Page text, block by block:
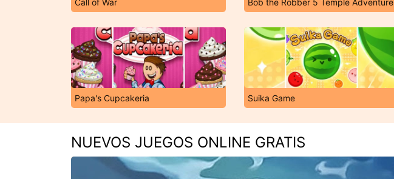
Call of War Bob the Robber 5 Temple Adventure
Papa's Cupcakeria Suika Game
NUEVOS JUEGOS ONLINE GRATIS